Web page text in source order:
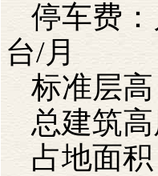
停车费
台/月
标准层高
总建筑
占地面